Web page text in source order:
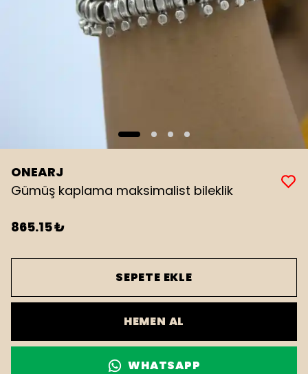
ONEARJ
Gümüş kaplama maksimalist bileklik
865.15 ₺
SEPETE EKLE
HEMEN AL
WHATSAPP